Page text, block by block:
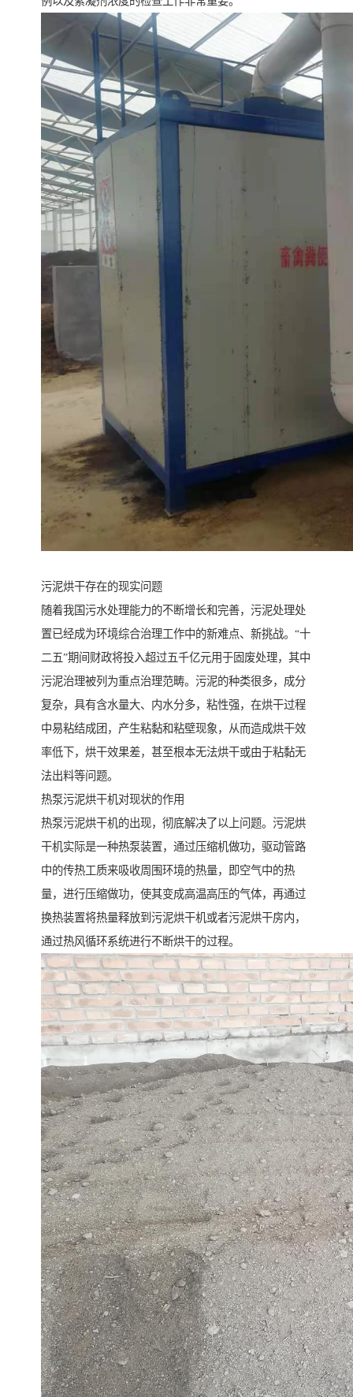
污泥烘干存在的现实问题
随着我国污水处理能力的不断增长和完善，污泥处理处
置已经成为环境综合治理工作中的新难点、新挑战。“十
二五”期间财政将投入超过五千亿元用于固废处理，其中
污泥治理被列为重点治理范畴。污泥的种类很多，成分
复杂，具有含水量大、内水分多，粘性强，在烘干过程
中易粘结成团，产生粘黏和粘壁现象，从而造成烘干效
率低下，烘干效果差，甚至根本无法烘干或由于粘黏无
法出料等问题。
热泵污泥烘干机对现状的作用
热泵污泥烘干机的出现，彻底解决了以上问题。污泥烘
干机实际是一种热泵装置，通过压缩机做功，驱动管路
中的传热工质来吸收周围环境的热量，即空气中的热
量，进行压缩做功，使其变成高温高压的气体，再通过
换热装置将热量释放到污泥烘干机或者污泥烘干房内，
通过热风循环系统进行不断烘干的过程。